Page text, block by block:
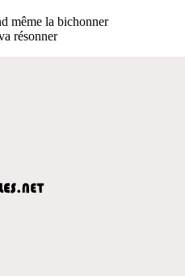
même la bichonner
résonner